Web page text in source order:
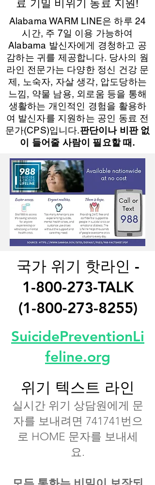
료 기밀 비위기 동료 지원!
Alabama WARM LINE은 하루 24
시간, 주 7일 이용 가능하여
Alabama 발신자에게 경청하고 공
감하는 귀를 제공합니다. 당사의 웜
라인 전문가는 다양한 정신 건강 문
제, 노숙자, 자살 생각, 압도당하는
느낌, 약물 남용, 외로움 등을 통해
생활하는 개인적인 경험을 활용하
여 발신자를 지원하는 공인 동료 전
문가(CPS)입니다.판단이나 비판 없
이 들어줄 사람이 필요할 때.
국가 위기 핫라인 -
1-800-273-TALK
(1-800-273-8255)
SuicidePreventionLi
feline.org
위기 텍스트 라인
실시간 위기 상담원에게 문
자를 보내려면 741741번으
로 HOME 문자를 보내세
요.